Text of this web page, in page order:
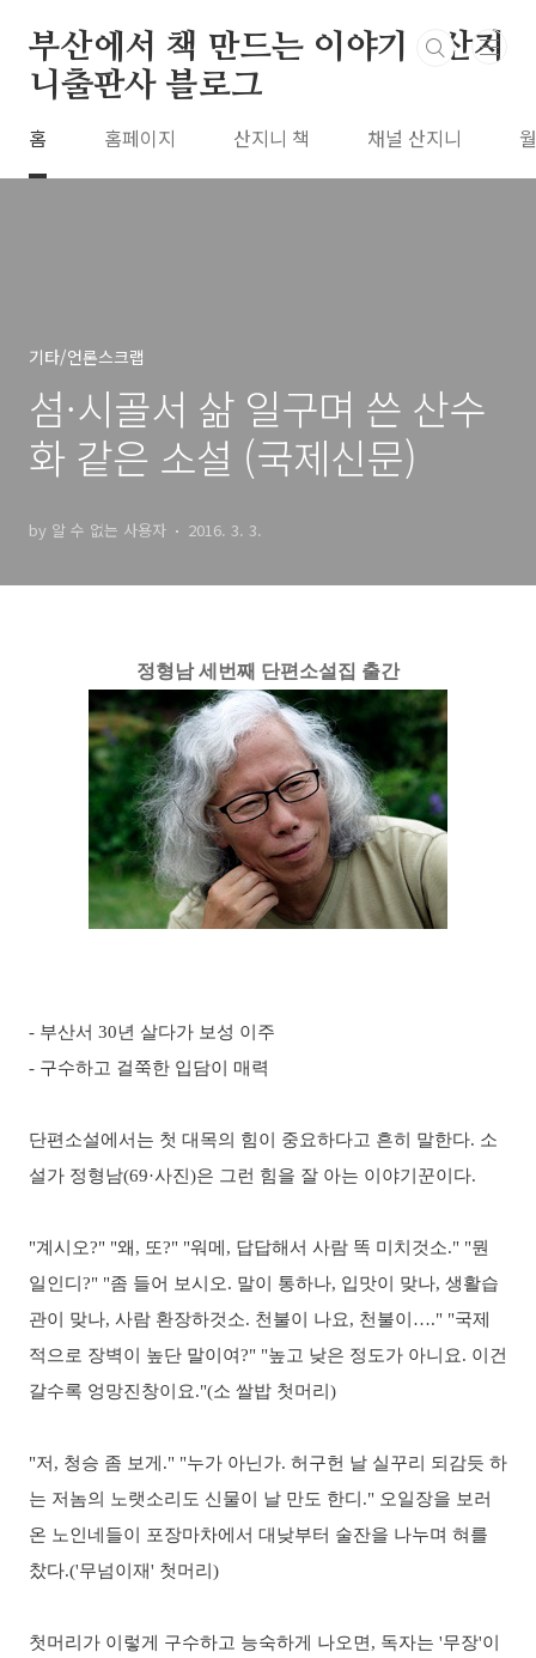
부산에서 책 만드는 이야기 : 산지
니출판사 블로그
홈 홈페이지 산지니 책 채널 산지니
기타/언론스크랩
섬·시골서 삶 일구며 쓴 산수
화 같은 소설 (국제신문)
by 알 수 없는 사용자 2016. 3. 3.
정형남 세번째 단편소설집 출간
- 부산서 30년 살다가 보성 이주
- 구수하고 걸쭉한 입담이 매력
단편소설에서는 첫 대목의 힘이 중요하다고 흔히 말한다. 소
설가 정형남(69·사진)은 그런 힘을 잘 아는 이야기꾼이다.
"계시오?" "왜, 또?" "워메, 답답해서 사람 똑 미치것소." "뭔
일인디?" "좀 들어 보시오. 말이 통하나, 입맛이 맞나, 생활습
관이 맞나, 사람 환장하것소. 천불이 나요, 천불이…." "국제
적으로 장벽이 높단 말이여?" "높고 낮은 정도가 아니요. 이건
갈수록 엉망진창이요."(소 쌀밥 첫머리)
"저, 청승 좀 보게." "누가 아닌가. 허구헌 날 실꾸리 되감듯 하
는 저놈의 노랫소리도 신물이 날 만도 한디." 오일장을 보러
온 노인네들이 포장마차에서 대낮부터 술잔을 나누며 혀를
찼다.('무넘이재' 첫머리)
첫머리가 이렇게 구수하고 능숙하게 나오면, 독자는 '무장'이